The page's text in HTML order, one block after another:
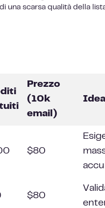
una scarsa qualità della
Prezzo
(10k
email)
$80
$80